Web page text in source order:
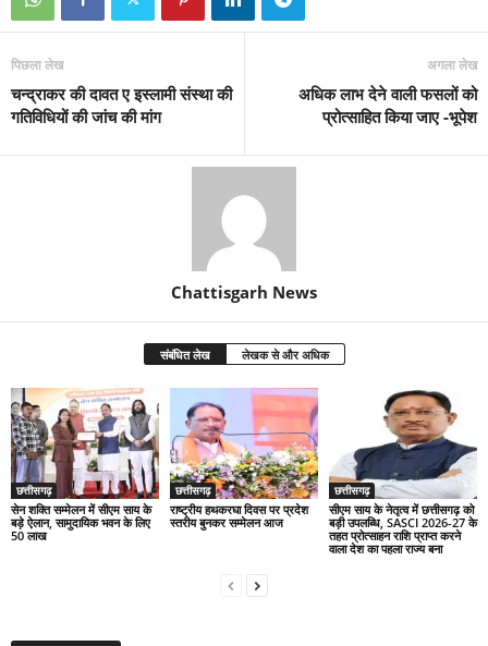
पिछला लेख
चन्द्राकर की दावत ए इस्लामी संस्था की
गतिविधियों की जांच की मांग
अगला लेख
अधिक लाभ देने वाली फसलों को
प्रोत्साहित किया जाए -भूपेश
Chattisgarh News
संबंधित लेख लेखक से और अधिक
छत्तीसगढ़
सेन शक्ति सम्मेलन में सीएम साय के
बड़े ऐलान, सामुदायिक भवन के लिए
50 लाख
छत्तीसगढ़
राष्ट्रीय हथकरघा दिवस पर प्रदेश
स्तरीय बुनकर सम्मेलन आज
छत्तीसगढ़
सीएम साय के नेतृत्व में छत्तीसगढ़ को
बड़ी उपलब्धि, SASCI 2026-27 के
तहत प्रोत्साहन राशि प्राप्त करने
वाला देश का पहला राज्य बना